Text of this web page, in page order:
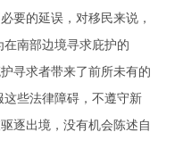
要的延误，对移民来说，
南部边境寻求庇护的
寻求者带来了前所未有的
些法律障碍，不遵守新
逐出境，没有机会陈述自